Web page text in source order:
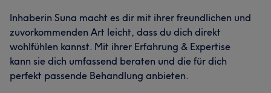
Inhaberin Suna macht es dir mit ihrer freundlichen und
zuvorkommenden Art leicht, dass du dich direkt
wohlfühlen kannst. Mit ihrer Erfahrung & Expertise
kann sie dich umfassend beraten und die für dich
perfekt passende Behandlung anbieten.